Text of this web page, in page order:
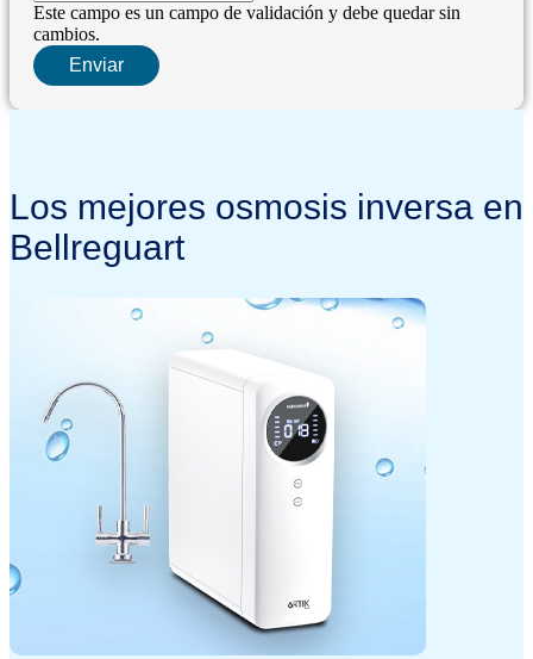
Este campo es un campo de validación y debe quedar sin
cambios.
Los mejores osmosis inversa en
Bellreguart